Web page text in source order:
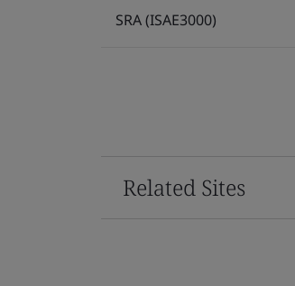
SRA (ISAE3000)
Related Sites